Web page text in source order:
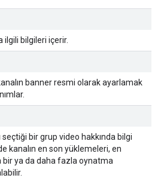
ilgili bilgileri içerir.
banner resmi olarak ayarlamak
seçtiği bir grup video hakkında bilgi
kanalın en son yüklemeleri, en
ya da daha fazla oynatma